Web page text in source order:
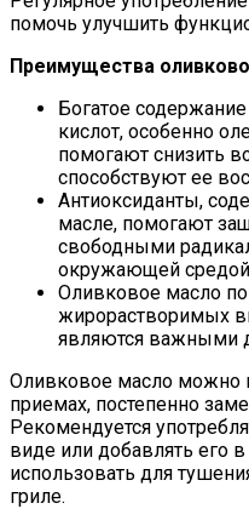
помочь улучшить
Преимущества
Богатое
кислот, особенно
помогают снизить
способствуют ее
Антиоксиданты,
масле, помогают
свободными
окружающей
Оливковое масло
жирорастворимых
являются важными
Оливковое масло можно
приемах, постепенно
Рекомендуется
виде или добавлять его
использовать для
гриле.